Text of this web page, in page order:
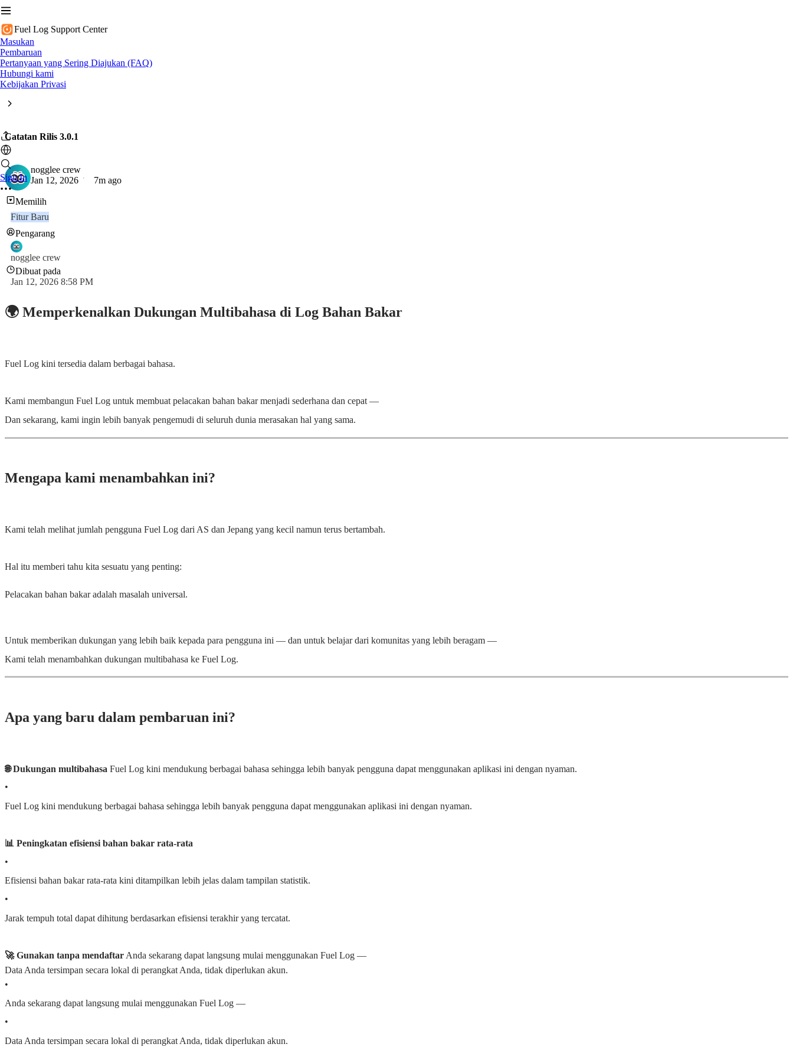
Fuel Log Support Center
Masukan
Pembaruan
Pertanyaan yang Sering Diajukan (FAQ)
Hubungi kami
Kebijakan Privasi
Sign In
Catatan Rilis 3.0.1
nogglee crew
Jan 12, 2026
7m ago
Memilih
Fitur Baru
Pengarang
nogglee crew
Dibuat pada
Jan 12, 2026 8:58 PM
🌍 Memperkenalkan Dukungan Multibahasa di Log Bahan Bakar
Fuel Log kini tersedia dalam berbagai bahasa.
Kami membangun Fuel Log untuk membuat pelacakan bahan bakar menjadi sederhana dan cepat —
Dan sekarang, kami ingin lebih banyak pengemudi di seluruh dunia merasakan hal yang sama.
Mengapa kami menambahkan ini?
Kami telah melihat jumlah pengguna Fuel Log dari AS dan Jepang yang kecil namun terus bertambah.
Hal itu memberi tahu kita sesuatu yang penting:
Pelacakan bahan bakar adalah masalah universal.
Untuk memberikan dukungan yang lebih baik kepada para pengguna ini — dan untuk belajar dari komunitas yang lebih beragam —
Kami telah menambahkan dukungan multibahasa ke Fuel Log.
Apa yang baru dalam pembaruan ini?
🌐 Dukungan multibahasa Fuel Log kini mendukung berbagai bahasa sehingga lebih banyak pengguna dapat menggunakan aplikasi ini dengan nyaman.
•
Fuel Log kini mendukung berbagai bahasa sehingga lebih banyak pengguna dapat menggunakan aplikasi ini dengan nyaman.
📊 Peningkatan efisiensi bahan bakar rata-rata
•
Efisiensi bahan bakar rata-rata kini ditampilkan lebih jelas dalam tampilan statistik.
•
Jarak tempuh total dapat dihitung berdasarkan efisiensi terakhir yang tercatat.
🚀 Gunakan tanpa mendaftar Anda sekarang dapat langsung mulai menggunakan Fuel Log —
Data Anda tersimpan secara lokal di perangkat Anda, tidak diperlukan akun.
•
Anda sekarang dapat langsung mulai menggunakan Fuel Log —
•
Data Anda tersimpan secara lokal di perangkat Anda, tidak diperlukan akun.